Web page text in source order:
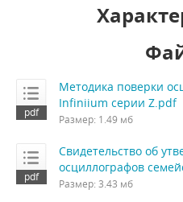
Методика поверки
Infiniium серии Z.pdf
Размер: 1.49 мб
Свидетельство об
осциллографов
Размер: 3.43 мб